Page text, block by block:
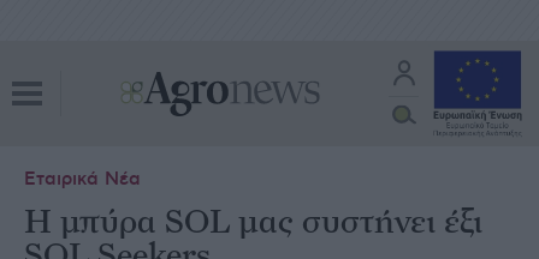
Εταιρικά Νέα
Η μπύρα SOL μας συστήνει έξι